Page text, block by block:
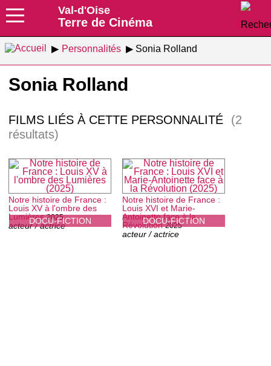
Val-d'Oise
Terre de Cinéma
Personnalités Sonia Rolland
Sonia Rolland
FILMS LIÉS À CETTE PERSONNALITÉ
(2
résultats)
DOCU-FICTION
Notre histoire de France :
Louis XV à l'ombre des
Lumières 2025
acteur / actrice DOCU-FICTION
Notre histoire de France :
Louis XVI et Marie-
Antoinette face à la
Révolution 2025
acteur / actrice